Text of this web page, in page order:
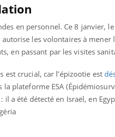
en personnel. Ce 8 janvier,
autorise les volontaires à mener
en passant par les visites
crucial, car l’épizootie est
la plateforme ESA
il a été détecté en Israël, en